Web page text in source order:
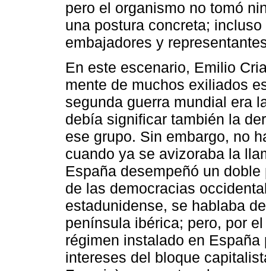
pero el organismo no tomó
una postura concreta;
embajadores y
En este escenario, Emilio
mente de muchos exiliados
segunda guerra mundial era
debía significar también la
ese grupo. Sin embargo, no
cuando ya se avizoraba la
España desempeñó un
de las democracias
estadunidense, se hablaba
península ibérica; pero, por
régimen instalado en
intereses del bloque